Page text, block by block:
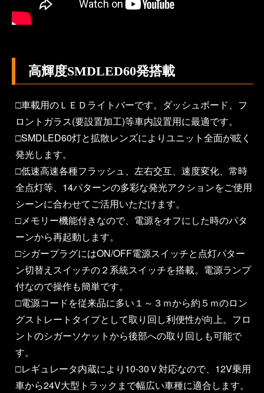
高輝度SMDLED60発搭載
□車載用のＬＥＤライトバーです。ダッシュボード、フ
ロントガラス(要設置加工)等車内設置用に最適です。
□SMDLED60灯と拡散レンズによりユニット全面が眩く
発光します。
□低速高速各種フラッシュ、左右交互、速度変化、常時
全点灯等、14パターンの多彩な発光アクションをご使用
シーンに合わせてご活用いただけます。
□メモリー機能付きなので、電源をオフにした時のパタ
ーンから再起動します。
□シガープラグにはON/OFF電源スイッチと点灯パター
ン切替えスイッチの２系統スイッチを搭載。電源ランプ
付なので操作も簡単です。
□電源コードを従来品に多い１～３ｍから約５ｍのロン
グストレートタイプとして取り回し利便性が向上。フロ
ントのシガーソケットから後部への取り回しも可能で
す。
□レギュレータ内蔵により10-30Ｖ対応なので、12V乗用
車から24V大型トラックまで幅広い車種に適合します。